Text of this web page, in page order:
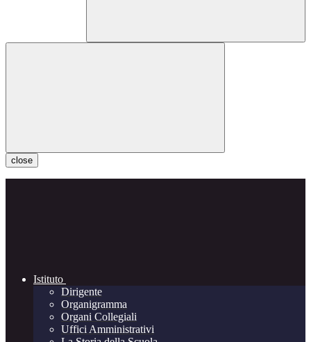
close
Istituto
Dirigente
Organigramma
Organi Collegiali
Uffici Amministrativi